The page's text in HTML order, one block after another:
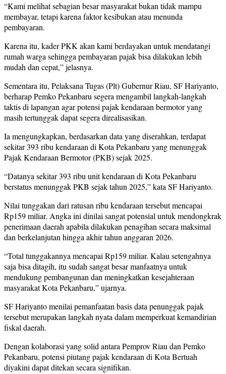
“Kami melihat sebagian besar masyarakat bukan tidak mampu
membayar, tetapi karena faktor kesibukan atau menunda
pembayaran.
Karena itu, kader PKK akan kami berdayakan untuk mendatangi
rumah warga sehingga pembayaran pajak bisa dilakukan lebih
mudah dan cepat,” jelasnya.
Sementara itu, Pelaksana Tugas (Plt) Gubernur Riau, SF Hariyanto,
berharap Pemko Pekanbaru segera mengambil langkah-langkah
taktis di lapangan agar potensi pajak kendaraan bermotor yang
masih tertunggak dapat segera direalisasikan.
Ia mengungkapkan, berdasarkan data yang diserahkan, terdapat
sekitar 393 ribu kendaraan di Kota Pekanbaru yang menunggak
Pajak Kendaraan Bermotor (PKB) sejak 2025.
“Datanya sekitar 393 ribu unit kendaraan di Kota Pekanbaru
berstatus menunggak PKB sejak tahun 2025,” kata SF Hariyanto.
Nilai tunggakan dari ratusan ribu kendaraan tersebut mencapai
Rp159 miliar. Angka ini dinilai sangat potensial untuk mendongkrak
penerimaan daerah apabila dilakukan penagihan secara maksimal
dan berkelanjutan hingga akhir tahun anggaran 2026.
“Total tunggakannya mencapai Rp159 miliar. Kalau setengahnya
saja bisa ditagih, itu sudah sangat besar manfaatnya untuk
mendukung pembangunan dan meningkatkan kesejahteraan
masyarakat Kota Pekanbaru,” ujarnya.
SF Hariyanto menilai pemanfaatan basis data penunggak pajak
tersebut merupakan langkah nyata dalam memperkuat kemandirian
fiskal daerah.
Dengan kolaborasi yang solid antara Pemprov Riau dan Pemko
Pekanbaru, potensi piutang pajak kendaraan di Kota Bertuah
diyakini dapat ditekan secara signifikan.